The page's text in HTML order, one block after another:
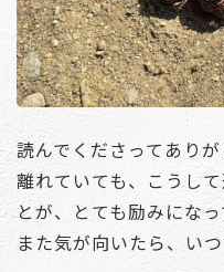
読んでくださってありが
離れていても、こうし
とが、とても励みにな
また気が向いたら、い